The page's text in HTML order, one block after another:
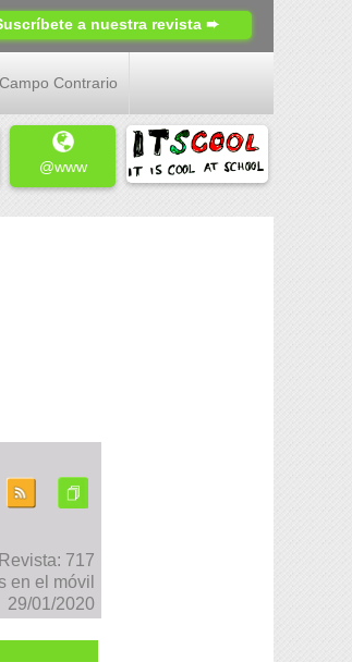
a nuestra revista ➨
Campo Contrario
@www
Revista: 717
en el móvil
29/01/2020